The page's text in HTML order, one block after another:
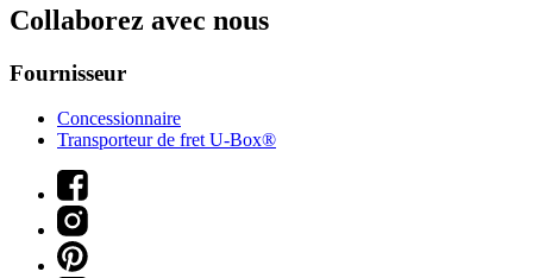
Collaborez avec nous
Fournisseur
Concessionnaire
Transporteur de fret U-Box®